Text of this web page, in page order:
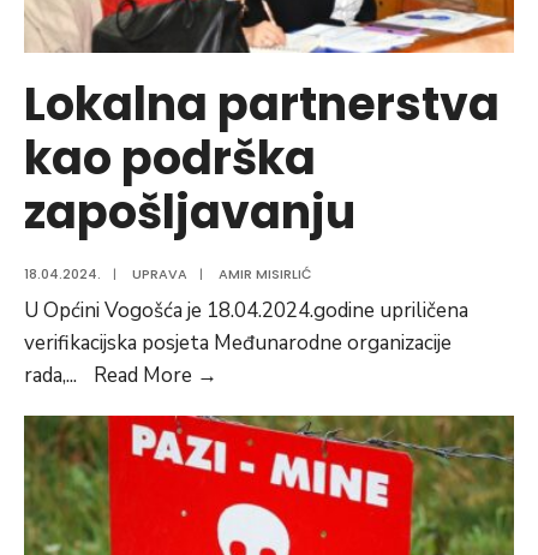
Sarajevo
Lokalna partnerstva
kao podrška
zapošljavanju
18.04.2024. | UPRAVA | AMIR MISIRLIĆ
U Općini Vogošća je 18.04.2024.godine upriličena
verifikacijska posjeta Međunarodne organizacije
rada,... Read More →
kao
podrška
zapošljavanju